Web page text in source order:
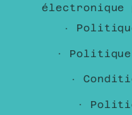
électronique